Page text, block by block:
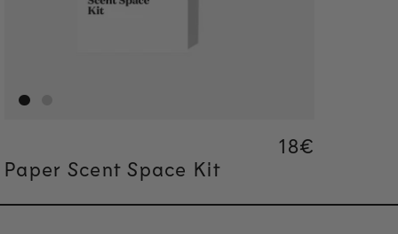
Paper Scent Space Kit
Regular
18€
Regular
18€